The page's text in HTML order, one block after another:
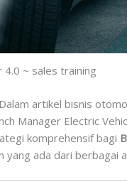
4.0 ~ sales training
artikel bisnis
Manager Electric
komprehensif bagi
ada dari berbagai